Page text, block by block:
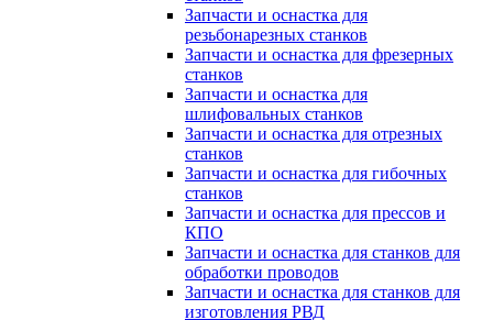
Запчасти и оснастка для
резьбонарезных станков
Запчасти и оснастка для фрезерных
станков
Запчасти и оснастка для
шлифовальных станков
Запчасти и оснастка для отрезных
станков
Запчасти и оснастка для гибочных
станков
Запчасти и оснастка для прессов и
КПО
Запчасти и оснастка для станков для
обработки проводов
Запчасти и оснастка для станков для
изготовления РВД